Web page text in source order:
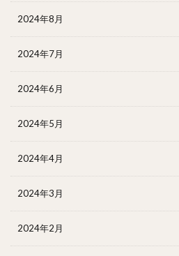
2024年8月
2024年7月
2024年6月
2024年5月
2024年4月
2024年3月
2024年2月